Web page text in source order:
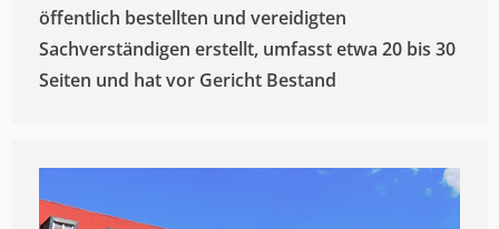
öffentlich bestellten und vereidigten
Sachverständigen erstellt, umfasst etwa 20 bis 30
Seiten und hat vor Gericht Bestand